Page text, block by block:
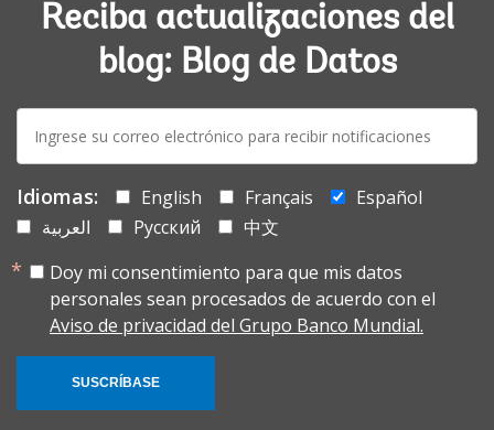
Reciba actualizaciones del
blog: Blog de Datos
E-
mail:
Idiomas: English Français
Español
العربية
Русский
中文
Doy mi consentimiento para que mis datos
personales sean procesados de acuerdo con el
Aviso de privacidad del Grupo Banco Mundial.
SUSCRÍBASE